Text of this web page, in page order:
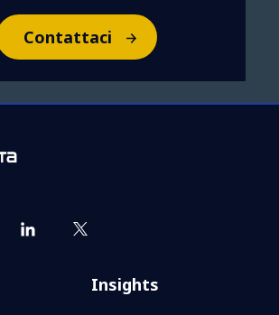
Contattaci
Insights